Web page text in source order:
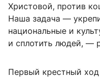
Христовой, против
Наша задача —
национальные и
и сплотить людей, —
Первый крестный